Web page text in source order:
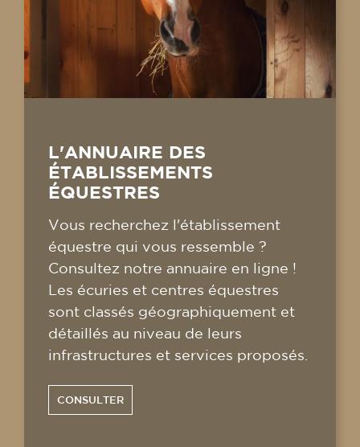
L'ANNUAIRE DES
ÉTABLISSEMENTS
ÉQUESTRES
Vous recherchez l'établissement
équestre qui vous ressemble ?
Consultez notre annuaire en ligne !
Les écuries et centres équestres
sont classés géographiquement et
détaillés au niveau de leurs
infrastructures et services proposés.
CONSULTER